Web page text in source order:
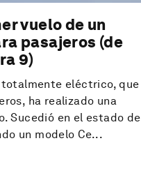
vuelo de un
pasajeros (de
9)
totalmente eléctrico, que
ha realizado una
Sucedió en el estado de
un modelo Ce...